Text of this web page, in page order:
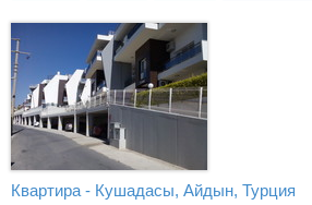
Квартира - Кушадасы, Айдын, Турция